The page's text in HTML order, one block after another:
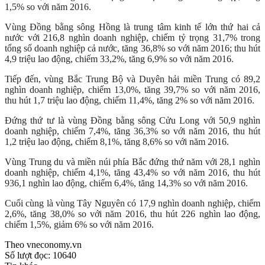
1,5% so với năm 2016.
Vùng Đồng bằng sông Hồng là trung tâm kinh tế lớn thứ hai cả
nước với 216,8 nghìn doanh nghiệp, chiếm tỷ trọng 31,7% trong
tổng số doanh nghiệp cả nước, tăng 36,8% so với năm 2016; thu hút
4,9 triệu lao động, chiếm 33,2%, tăng 6,9% so với năm 2016.
Tiếp đến, vùng Bắc Trung Bộ và Duyên hải miền Trung có 89,2
nghìn doanh nghiệp, chiếm 13,0%, tăng 39,7% so với năm 2016,
thu hút 1,7 triệu lao động, chiếm 11,4%, tăng 2% so với năm 2016.
Đứng thứ tư là vùng Đồng bằng sông Cửu Long với 50,9 nghìn
doanh nghiệp, chiếm 7,4%, tăng 36,3% so với năm 2016, thu hút
1,2 triệu lao động, chiếm 8,1%, tăng 8,6% so với năm 2016.
Vùng Trung du và miền núi phía Bắc đứng thứ năm với 28,1 nghìn
doanh nghiệp, chiếm 4,1%, tăng 43,4% so với năm 2016, thu hút
936,1 nghìn lao động, chiếm 6,4%, tăng 14,3% so với năm 2016.
Cuối cùng là vùng Tây Nguyên có 17,9 nghìn doanh nghiệp, chiếm
2,6%, tăng 38,0% so với năm 2016, thu hút 226 nghìn lao động,
chiếm 1,5%, giảm 6% so với năm 2016.
Theo vneconomy.vn
Số lượt đọc: 10640